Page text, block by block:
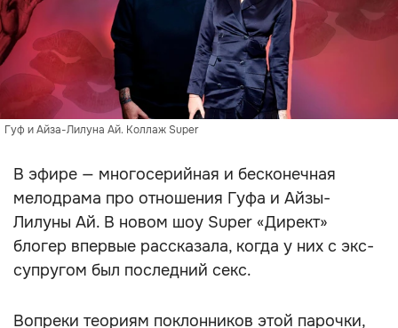
Гуф и Айза-Лилуна Ай. Коллаж Super
В эфире — многосерийная и бесконечная
мелодрама про отношения Гуфа и Айзы-
Лилуны Ай. В новом шоу Super «Директ»
блогер впервые рассказала, когда у них с экс-
супругом был последний секс.
Вопреки теориям поклонников этой парочки,